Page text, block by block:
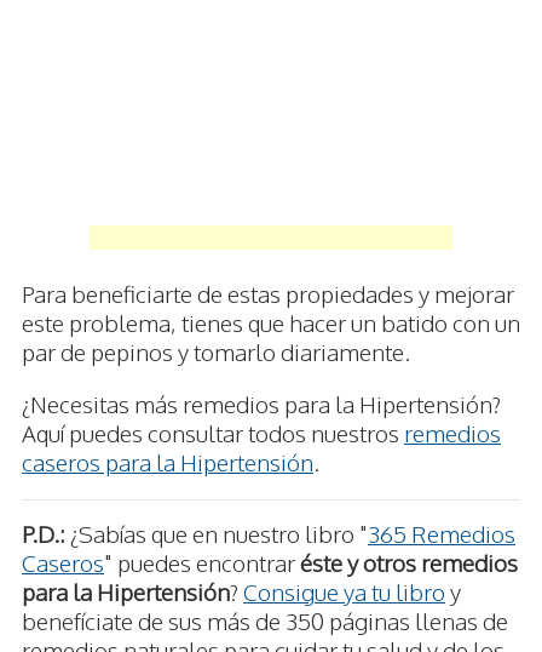
Para beneficiarte de estas propiedades y mejorar
este problema, tienes que hacer un batido con un
par de pepinos y tomarlo diariamente.
¿Necesitas más remedios para la Hipertensión?
Aquí puedes consultar todos nuestros remedios
caseros para la Hipertensión
P.D.: ¿Sabías que en nuestro libro "365 Remedios
Caseros" puedes encontraréste y otros remedios
para la Hipertensión? Consigue ya tu libro y
benefíciate de sus más de 350 páginas llenas de